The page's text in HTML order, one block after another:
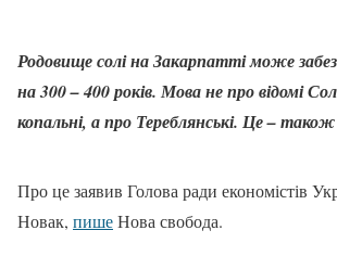
Родовище солі на Закарпатті може
на 300 – 400 років. Мова не про відомі
копальні, а про Тереблянські. Це –
Про це заявив Голова ради економістів
Новак, пишеНова свобода.